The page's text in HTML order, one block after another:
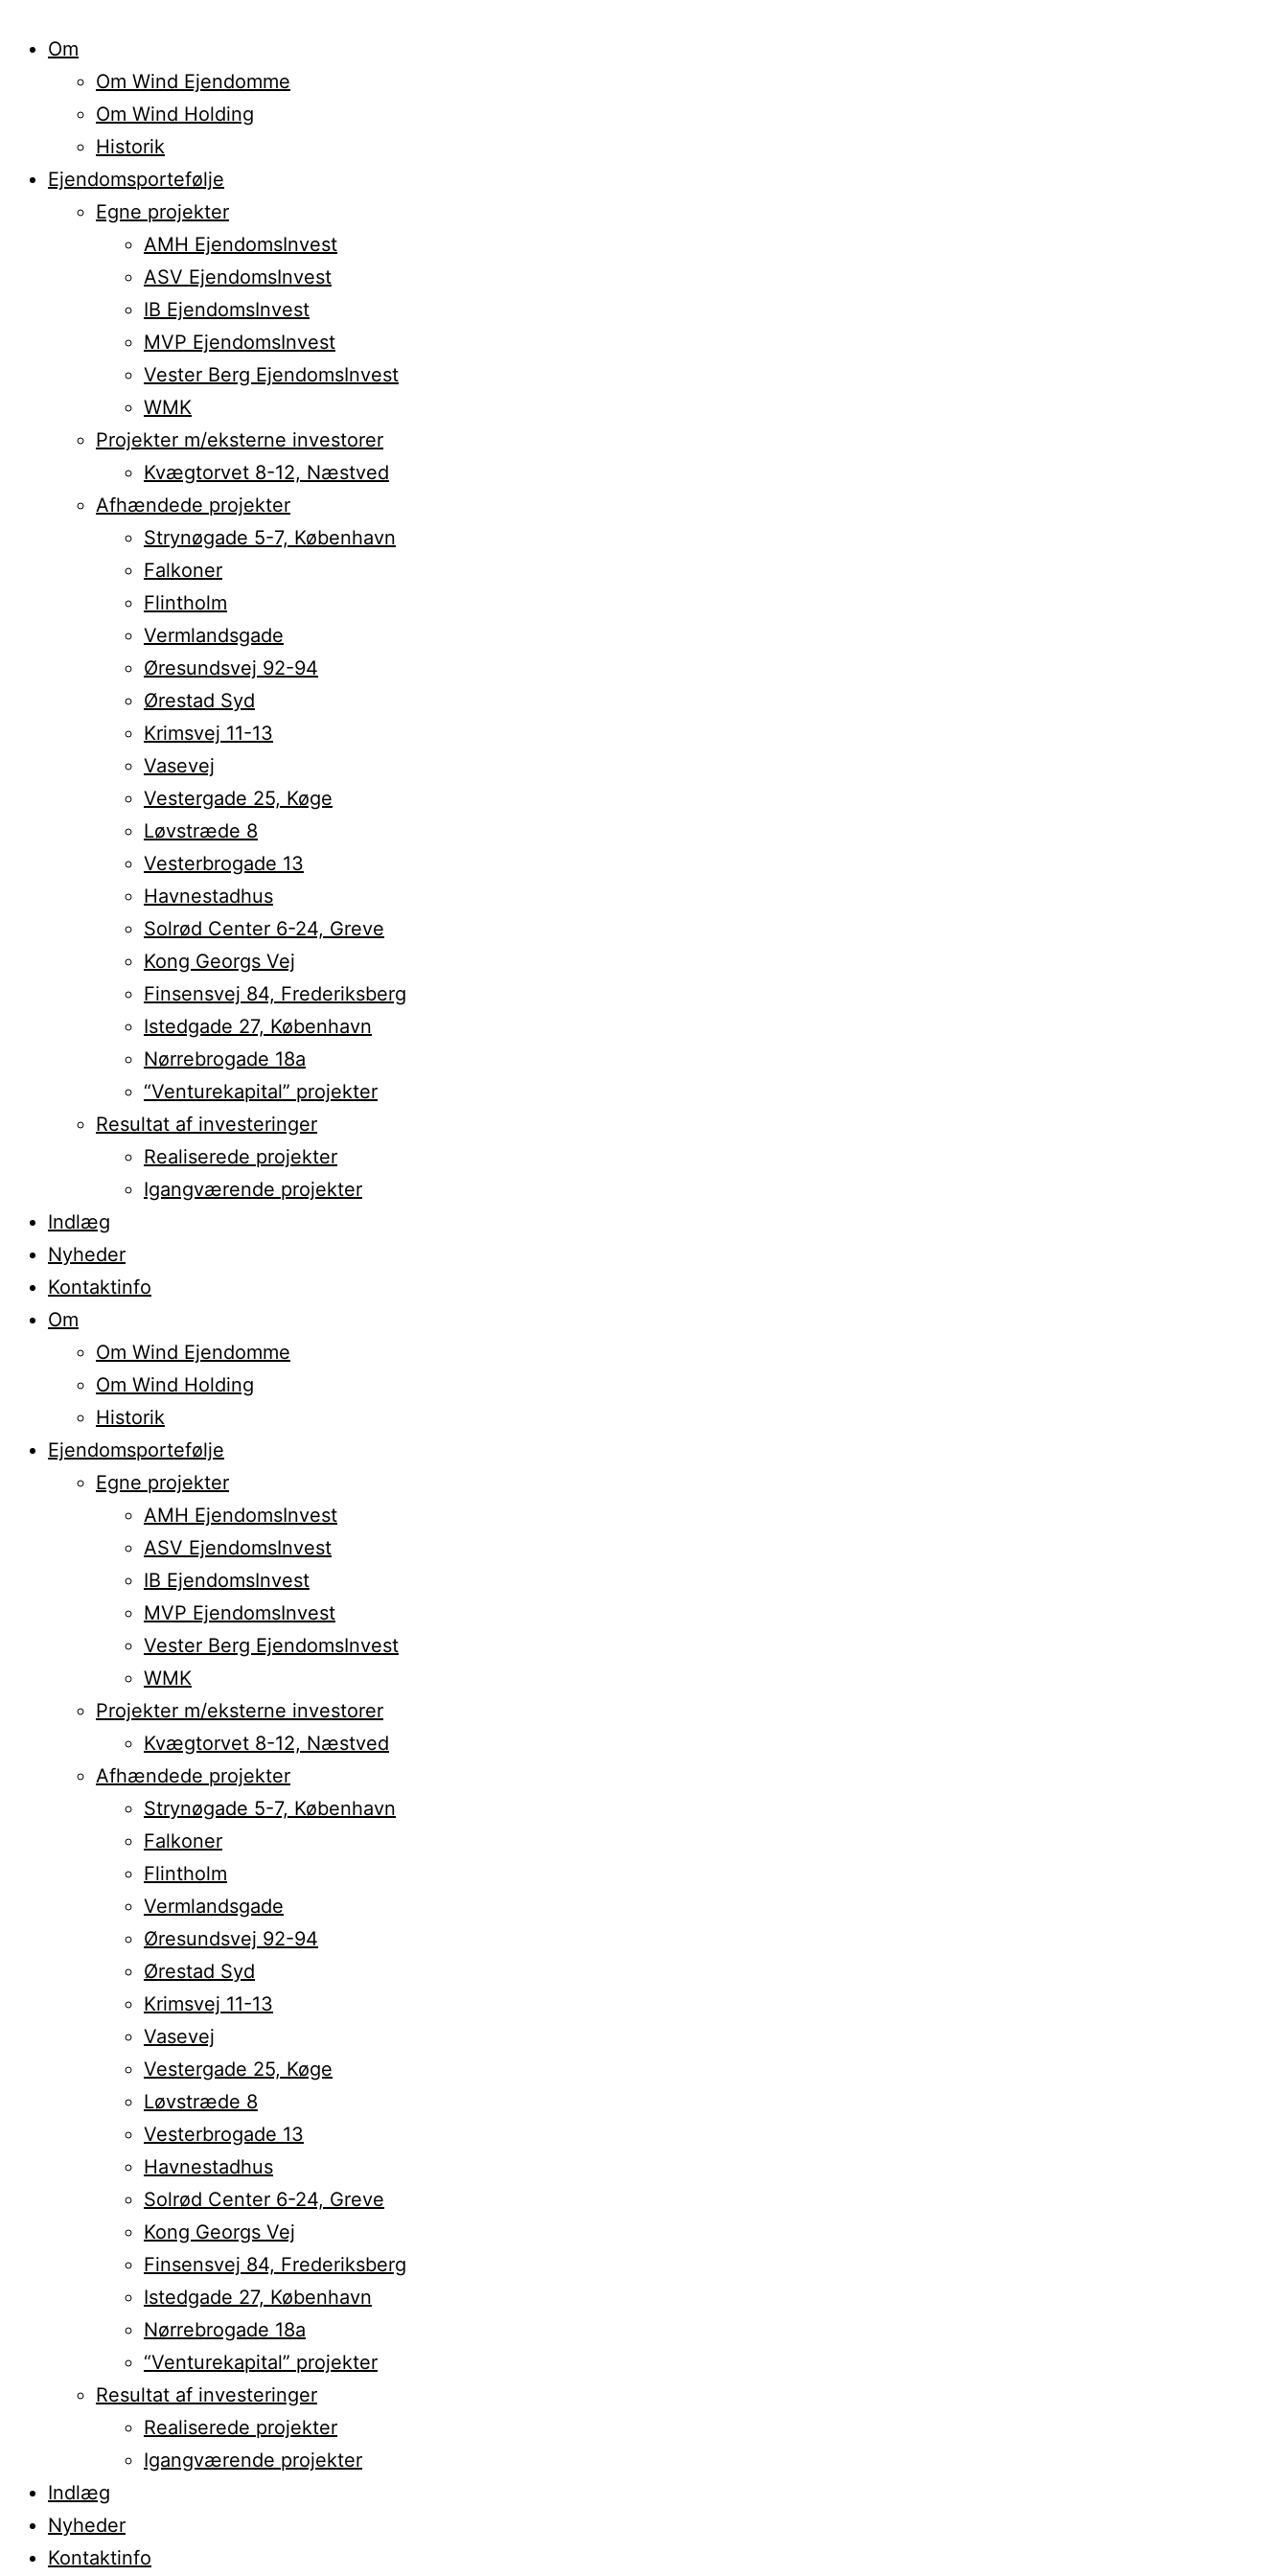
Om
Om Wind Ejendomme
Om Wind Holding
Historik
Ejendomsportefølje
Egne projekter
AMH EjendomsInvest
ASV EjendomsInvest
IB EjendomsInvest
MVP EjendomsInvest
Vester Berg EjendomsInvest
WMK
Projekter m/eksterne investorer
Kvægtorvet 8-12, Næstved
Afhændede projekter
Strynøgade 5-7, København
Falkoner
Flintholm
Vermlandsgade
Øresundsvej 92-94
Ørestad Syd
Krimsvej 11-13
Vasevej
Vestergade 25, Køge
Løvstræde 8
Vesterbrogade 13
Havnestadhus
Solrød Center 6-24, Greve
Kong Georgs Vej
Finsensvej 84, Frederiksberg
Istedgade 27, København
Nørrebrogade 18a
“Venturekapital” projekter
Resultat af investeringer
Realiserede projekter
Igangværende projekter
Indlæg
Nyheder
Kontaktinfo
Om
Om Wind Ejendomme
Om Wind Holding
Historik
Ejendomsportefølje
Egne projekter
AMH EjendomsInvest
ASV EjendomsInvest
IB EjendomsInvest
MVP EjendomsInvest
Vester Berg EjendomsInvest
WMK
Projekter m/eksterne investorer
Kvægtorvet 8-12, Næstved
Afhændede projekter
Strynøgade 5-7, København
Falkoner
Flintholm
Vermlandsgade
Øresundsvej 92-94
Ørestad Syd
Krimsvej 11-13
Vasevej
Vestergade 25, Køge
Løvstræde 8
Vesterbrogade 13
Havnestadhus
Solrød Center 6-24, Greve
Kong Georgs Vej
Finsensvej 84, Frederiksberg
Istedgade 27, København
Nørrebrogade 18a
“Venturekapital” projekter
Resultat af investeringer
Realiserede projekter
Igangværende projekter
Indlæg
Nyheder
Kontaktinfo